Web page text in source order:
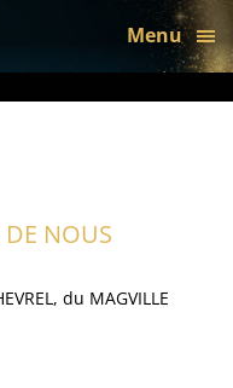
Menu
NOUS
du MAGVILLE